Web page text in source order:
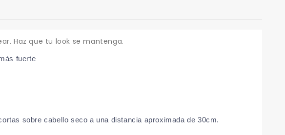
Haz que tu look se mantenga.
fuerte
sobre cabello seco a una distancia aproximada de 30cm.